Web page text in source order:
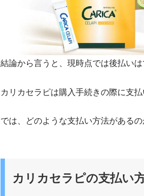
結論から言うと、現時点では後払いは
カリカセラピは購入手続きの際に支払
では、どのような支払い方法があるの
カリカセラピの支払い